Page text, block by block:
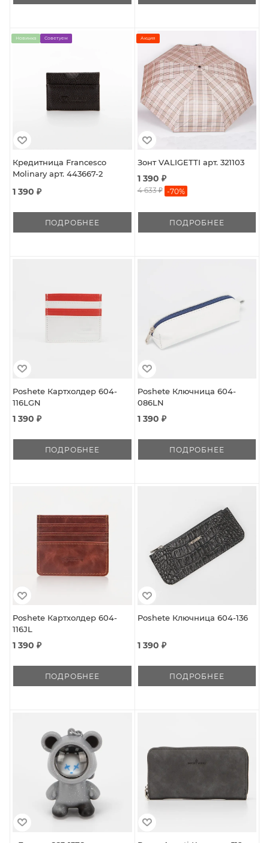
Новинка Советуем
Кредитница Francesco
Molinary арт. 443667-2
1 390 ₽
ПОДРОБНЕЕ
Акция
Зонт VALIGETTI арт. 321103
1 390 ₽
4 633 ₽ -70%
ПОДРОБНЕЕ
Poshete Картхолдер 604-
116LGN
1 390 ₽
ПОДРОБНЕЕ
Poshete Ключница 604-
086LN
1 390 ₽
ПОДРОБНЕЕ
Poshete Картхолдер 604-
116JL
1 390 ₽
ПОДРОБНЕЕ
Poshete Ключница 604-136
1 390 ₽
ПОДРОБНЕЕ